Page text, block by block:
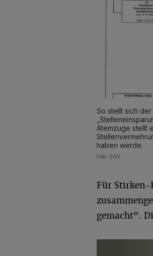
So stellt sich
Atemzuge stellt
haben werde.
Foto: SGV
Für Stirken-
gemacht“.